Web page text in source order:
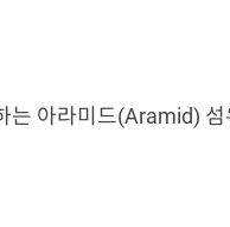
는 아라미드(Aramid)